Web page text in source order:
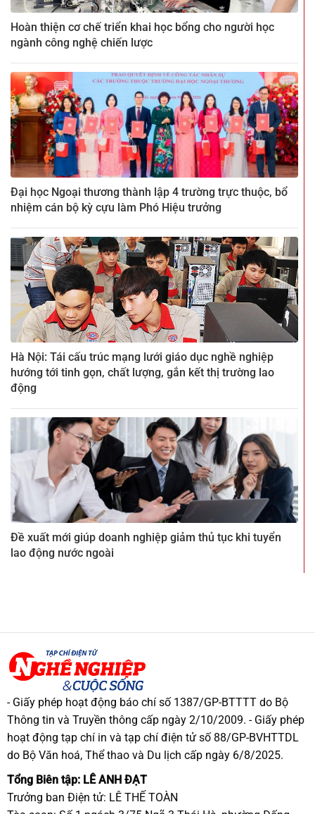
Hoàn thiện cơ chế triển khai học bổng cho người học
ngành công nghệ chiến lược
Đại học Ngoại thương thành lập 4 trường trực thuộc, bổ
nhiệm cán bộ kỳ cựu làm Phó Hiệu trưởng
Hà Nội: Tái cấu trúc mạng lưới giáo dục nghề nghiệp
hướng tới tinh gọn, chất lượng, gắn kết thị trường lao
động
Đề xuất mới giúp doanh nghiệp giảm thủ tục khi tuyển
lao động nước ngoài
- Giấy phép hoạt động báo chí số 1387/GP-BTTTT do Bộ
Thông tin và Truyền thông cấp ngày 2/10/2009. - Giấy phép
hoạt động tạp chí in và tạp chí điện tử số 88/GP-BVHTTDL
do Bộ Văn hoá, Thể thao và Du lịch cấp ngày 6/8/2025.
Tổng Biên tập: LÊ ANH ĐẠT
Trưởng ban Điện tử: LÊ THẾ TOÀN